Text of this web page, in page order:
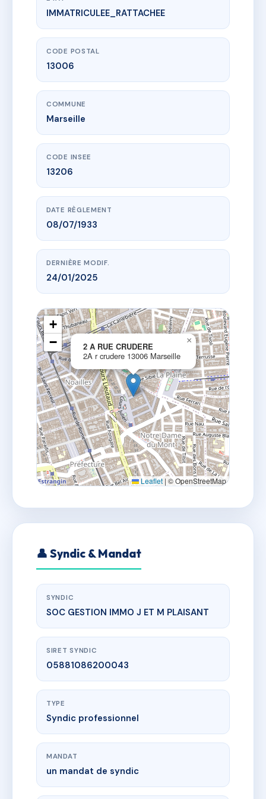
www.vme.plus/AC6738892
2 A RUE CRUDERE
2A r crudere
IMMATRICULEE_RATTACHEE
CODE POSTAL
13006
COMMUNE
Marseille
CODE INSEE
13206
DATE RÈGLEMENT
08/07/1933
DERNIÈRE MODIF.
24/01/2025
2 A RUE CRUDERE
2A r crudere 13006 Marseille
×
+
−
Leaflet | © OpenStreetMap
👤 Syndic & Mandat
SYNDIC
SOC GESTION IMMO J ET M PLAISANT
SIRET SYNDIC
05881086200043
TYPE
Syndic professionnel
MANDAT
un mandat de syndic